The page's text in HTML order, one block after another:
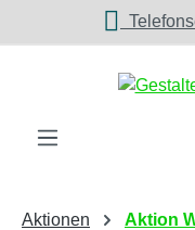
Zum Hauptinhalt
Aktionen Aktion